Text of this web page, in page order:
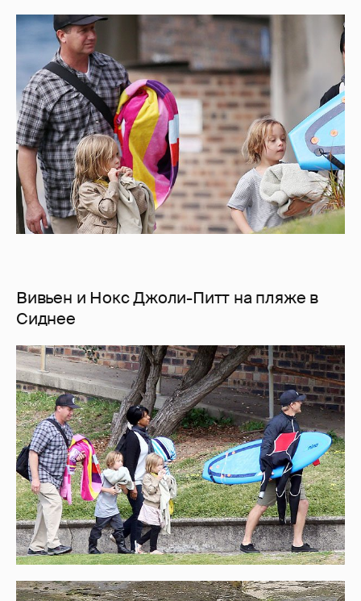
Вивьен и Нокс Джоли-Питт на пляже в
Сиднее